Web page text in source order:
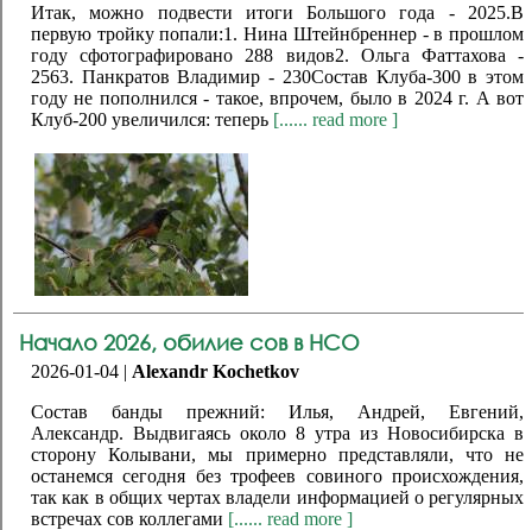
Итак, можно подвести итоги Большого года - 2025.В
первую тройку попали:1. Нина Штейнбреннер - в прошлом
году сфотографировано 288 видов2. Ольга Фаттахова -
2563. Панкратов Владимир - 230Состав Клуба-300 в этом
году не пополнился - такое, впрочем, было в 2024 г. А вот
Клуб-200 увеличился: теперь [...... read more ]
Начало 2026, обилие сов в НСО
2026-01-04 | Alexandr Kochetkov
Состав банды прежний: Илья, Андрей, Евгений,
Александр. Выдвигаясь около 8 утра из Новосибирска в
сторону Колывани, мы примерно представляли, что не
останемся сегодня без трофеев совиного происхождения,
так как в общих чертах владели информацией о регулярных
встречах сов коллегами [...... read more ]